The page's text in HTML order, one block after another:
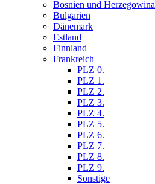
Bosnien und Herzegowina
Bulgarien
Dänemark
Estland
Finnland
Frankreich
PLZ 0.
PLZ 1.
PLZ 2.
PLZ 3.
PLZ 4.
PLZ 5.
PLZ 6.
PLZ 7.
PLZ 8.
PLZ 9.
Sonstige